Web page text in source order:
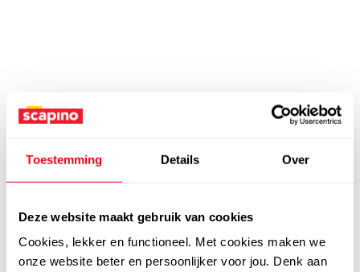
Toestemming Details Over
Deze website maakt gebruik van cookies
Cookies, lekker en functioneel. Met cookies maken we
onze website beter en persoonlijker voor jou. Denk aan